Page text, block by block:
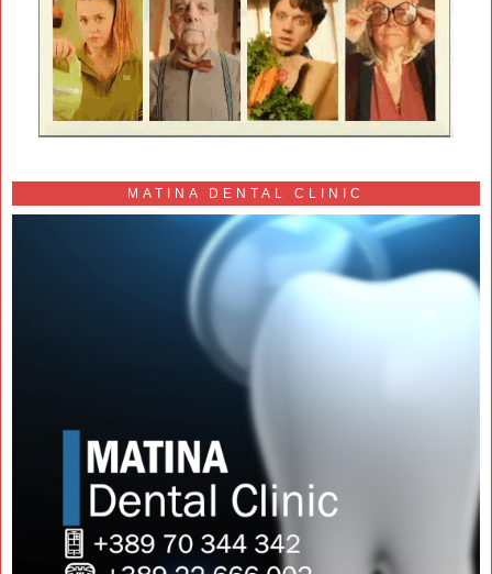
MATINA DENTAL CLINIC